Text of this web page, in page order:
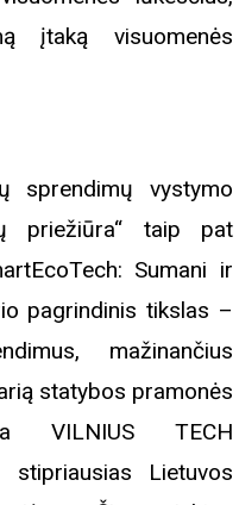
įtaką visuomenės
sprendimų vystymo
priežiūra“ taip pat
Sumani ir
pagrindinis tikslas –
mažinančius
statybos pramonės
VILNIUS TECH
stipriausias Lietuvos